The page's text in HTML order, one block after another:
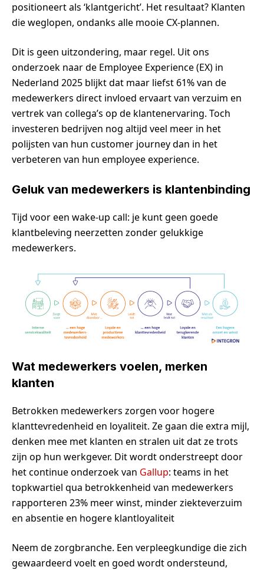
positioneert als ‘klantgericht’. Het resultaat? Klanten
die weglopen, ondanks alle mooie CX-plannen.
Dit is geen uitzondering, maar regel. Uit ons
onderzoek naar de Employee Experience (EX) in
Nederland 2025 blijkt dat maar liefst 61% van de
medewerkers direct invloed ervaart van verzuim en
vertrek van collega’s op de klantenervaring. Toch
investeren bedrijven nog altijd veel meer in het
polijsten van hun customer journey dan in het
verbeteren van hun employee experience.
Geluk van medewerkers is klantenbinding
Tijd voor een wake-up call: je kunt geen goede
klantbeleving neerzetten zonder gelukkige
medewerkers.
Wat medewerkers voelen, merken
klanten
Betrokken medewerkers zorgen voor hogere
klanttevredenheid en loyaliteit. Ze gaan die extra mijl,
denken mee met klanten en stralen uit dat ze trots
zijn op hun werkgever. Dit wordt onderstreept door
het continue onderzoek van Gallup: teams in het
topkwartiel qua betrokkenheid van medewerkers
rapporteren 23% meer winst, minder ziekteverzuim
en absentie en hogere klantloyaliteit
Neem de zorgbranche. Een verpleegkundige die zich
gewaardeerd voelt en goed wordt ondersteund,